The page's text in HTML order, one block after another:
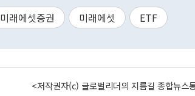
미래에셋증권 미래에셋 ETF
<저작권자(c) 글로벌리더의 지름길 종합뉴